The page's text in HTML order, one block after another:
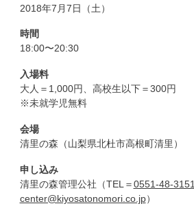
2018年7月7日（土）
時間
18:00〜20:30
入場料
大人＝1,000円、高校生以下＝300円
※未就学児無料
会場
清里の森（山梨県北杜市高根町清里）
申し込み
清里の森管理公社（TEL＝0551-48-3151
center@kiyosatonomori.co.jp）